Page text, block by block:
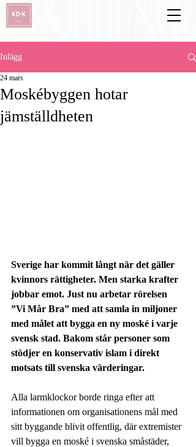
Inlägg
Moskébyggen hotar
jämställdheten
24 mars
Sverige har kommit långt när det gäller
kvinnors rättigheter. Men starka krafter
jobbar emot. Just nu arbetar rörelsen
”Vi Mår Bra” med att samla in miljoner
med målet att bygga en ny moské i varje
svensk stad. Bakom står personer som
stödjer en konservativ islam i direkt
motsats till svenska värderingar.
Alla larmklockor borde ringa efter att
informationen om organisationens mål med
sitt byggande blivit offentlig, där extremister
vill bygga en moské i svenska småstäder,